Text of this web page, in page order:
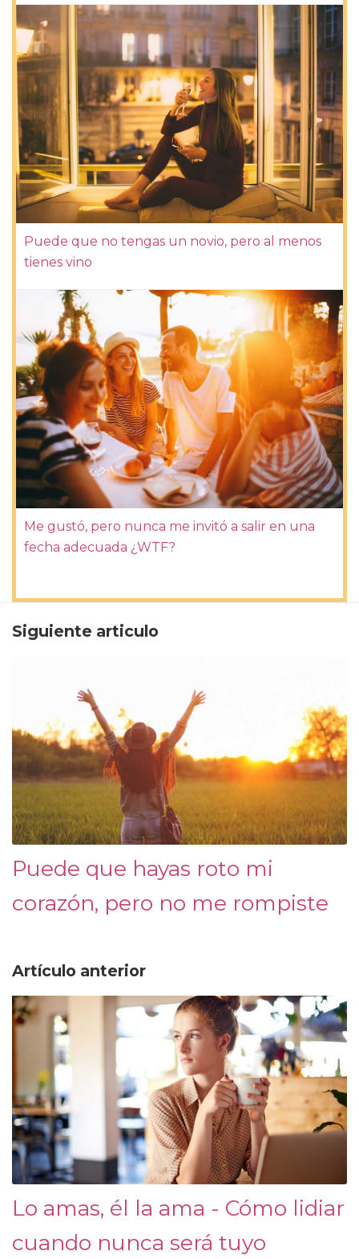
Puede que no tengas un novio, pero al menos
tienes vino
Me gustó, pero nunca me invitó a salir en una
fecha adecuada ¿WTF?
Siguiente articulo
Puede que hayas roto mi
corazón, pero no me rompiste
Artículo anterior
Lo amas, él la ama - Cómo lidiar
cuando nunca será tuyo